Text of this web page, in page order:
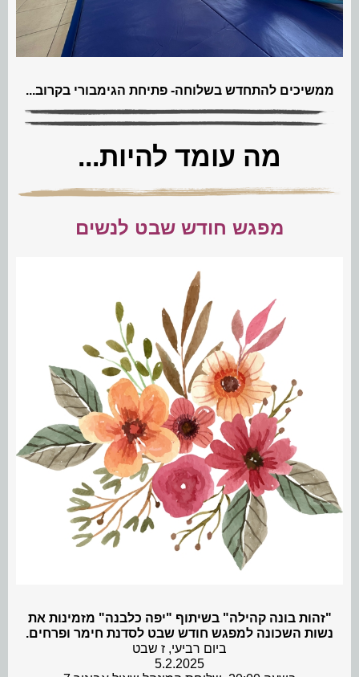
ממשיכים להתחדש בשלוחה- פתיחת הגימבורי בקרוב...
מה עומד להיות...
מפגש חודש שבט לנשים
"זהות בונה קהילה" בשיתוף "יפה כלבנה" מזמינות את
נשות השכונה למפגש חודש שבט לסדנת חימר ופרחים.
ביום רביעי, ז שבט
5.2.2025